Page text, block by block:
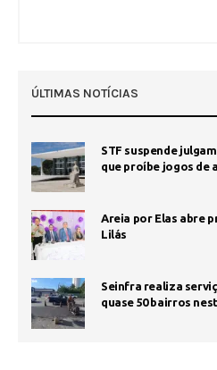
ÚLTIMAS NOTÍCIAS
STF suspende
que proíbe jogos de
Areia por Elas abre
Lilás
Seinfra realiza
quase 50 bairros